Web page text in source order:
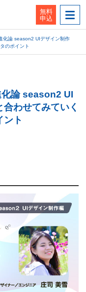
無料
申込
化論 season2 UIデザイン制作
のポイント
論 season2 UI
わせてみていく
ント